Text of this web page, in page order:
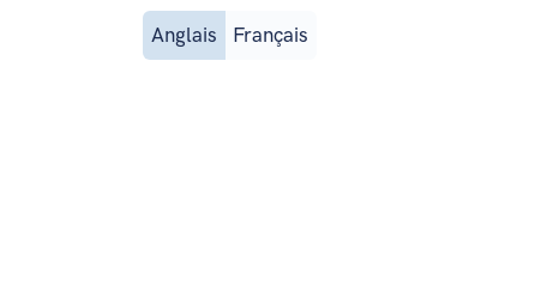
Anglais Français